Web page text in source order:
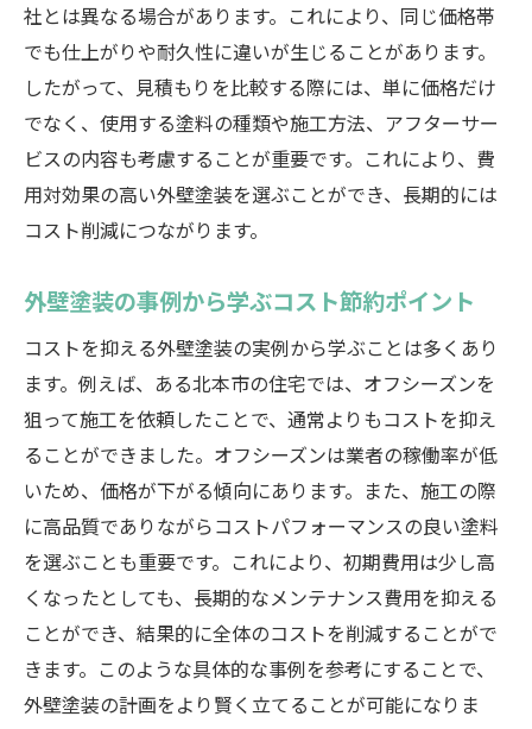
社とは異なる場合があります。これにより、同じ価格帯
でも仕上がりや耐久性に違いが生じることがあります。
したがって、見積もりを比較する際には、単に価格だけ
でなく、使用する塗料の種類や施工方法、アフターサー
ビスの内容も考慮することが重要です。これにより、費
用対効果の高い外壁塗装を選ぶことができ、長期的には
コスト削減につながります。
外壁塗装の事例から学ぶコスト節約ポイント
コストを抑える外壁塗装の実例から学ぶことは多くあり
ます。例えば、ある北本市の住宅では、オフシーズンを
狙って施工を依頼したことで、通常よりもコストを抑え
ることができました。オフシーズンは業者の稼働率が低
いため、価格が下がる傾向にあります。また、施工の際
に高品質でありながらコストパフォーマンスの良い塗料
を選ぶことも重要です。これにより、初期費用は少し高
くなったとしても、長期的なメンテナンス費用を抑える
ことができ、結果的に全体のコストを削減することがで
きます。このような具体的な事例を参考にすることで、
外壁塗装の計画をより賢く立てることが可能になりま